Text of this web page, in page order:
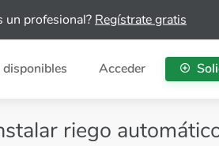
un profesional?Regístrate gratis
Acceder
riego